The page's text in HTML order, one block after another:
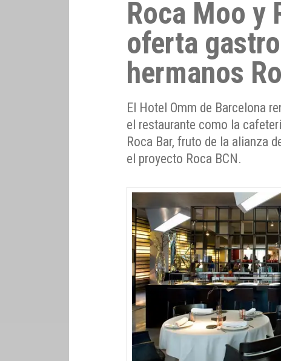
Roca Moo y
oferta
hermanos
El Hotel Omm de Barcelona
el restaurante como la
Roca Bar, fruto de la alianza
el proyecto Roca BCN.